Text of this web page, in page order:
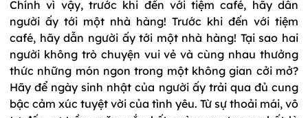
Chính vì vậy, trước khi đến với tiệm café, hãy dẫn
người ấy tới một nhà hàng! Trước khi đến với tiệm
café, hãy dẫn người ấy tới một nhà hàng! Tại sao hai
người không trò chuyện vui vẻ và cùng nhau thưởng
thức những món ngon trong một không gian cởi mở?
Hãy để ngày sinh nhật của người ấy trải qua đủ cung
bậc cảm xúc tuyệt vời của tình yêu. Từ sự thoải mái, vô